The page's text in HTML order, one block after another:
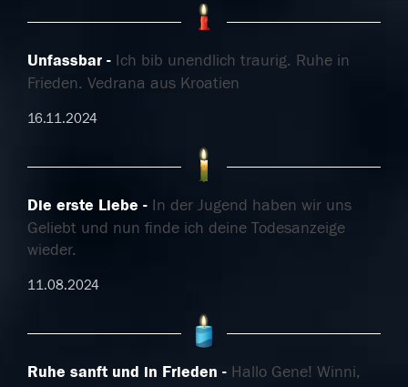
Unfassbar
Ich bib unendlich traurig. Ruhe in
Frieden. Vedrana aus Kroatien
16.11.2024
Die erste Liebe
In der Jugend haben wir uns
Geliebt und nun finde ich deine Todesanzeige
wieder.
11.08.2024
Ruhe sanft und in Frieden
Hallo Gene! Winni,